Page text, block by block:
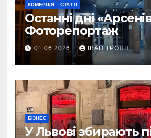
КОМЕРЦІЯ СТАТТІ
Останні дні
Фоторепортаж
01.06.2026 ІВАН ТРОЯН
БІЗНЕС
У Львові збирають